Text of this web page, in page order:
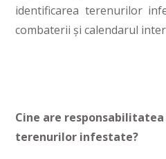
identificarea terenurilor
combaterii și calendarul
Cine are
terenurilor infestate?